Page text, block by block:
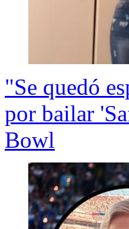
"Se quedó
por bailar
Bowl